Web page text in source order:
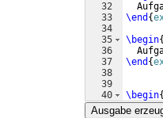
32
33
34
35
36
37
38
39
40
41
\end {
\begin{
\end {
\begin{
Ausgabe